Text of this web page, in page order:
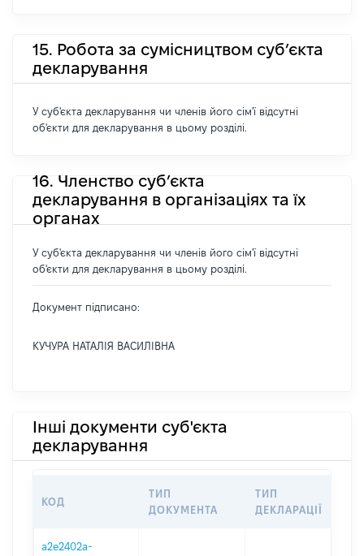
15. Робота за сумісництвом суб’єкта
декларування
У суб'єкта декларування чи членів його сім'ї відсутні
об'єкти для декларування в цьому розділі.
16. Членство суб’єкта
декларування в організаціях та їх
органах
У суб'єкта декларування чи членів його сім'ї відсутні
об'єкти для декларування в цьому розділі.
Документ підписано:
КУЧУРА НАТАЛІЯ ВАСИЛІВНА
Інші документи суб'єкта
декларування
КОД
ТИП
ДОКУМЕНТА
ТИП
ДЕКЛАРАЦІЇ
a2e2402a-